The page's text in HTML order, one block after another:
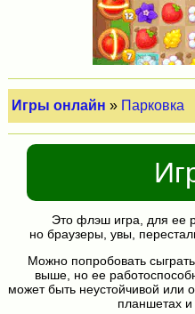
Игры онлайн » Парковка
Это флэш игра, для ее
но браузеры, увы,
Можно попробовать
выше, но ее
может быть неустойчивой или
планшетах